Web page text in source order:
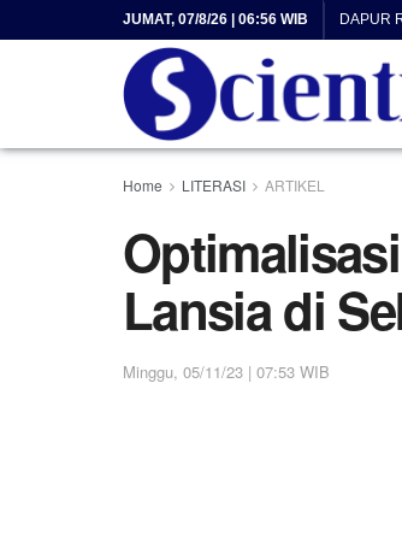
JUMAT, 07/8/26 | 06:56 WIB DAPUR
Home LITERASI ARTIKEL
Lansia di
Minggu, 05/11/23 | 07:53 WIB